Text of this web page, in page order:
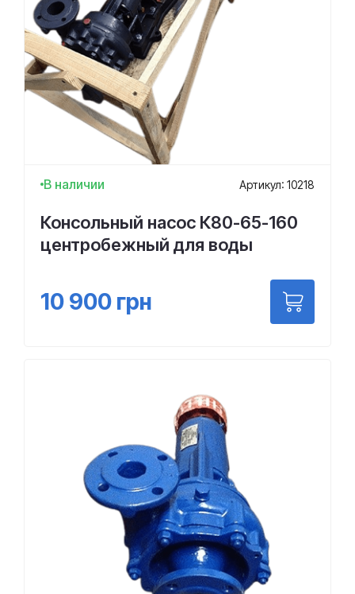
В наличии Артикул: 10218
Консольный насос К80-65-160
центробежный для воды
10 900 грн